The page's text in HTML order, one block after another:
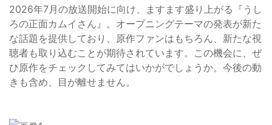
2026年7月の放送開始に向け、ますます盛り上がる『うし
ろの正面カムイさん』。オープニングテーマの発表が新た
な話題を提供しており、原作ファンはもちろん、新たな視
聴者も取り込むことが期待されています。この機会に、ぜ
ひ原作をチェックしてみてはいかがでしょうか。今後の動
きも含め、目が離せません。